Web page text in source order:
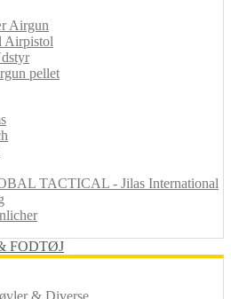
Airgun
Airpistol
pellet
TACTICAL - Jilas International
FODTØJ
& Diverse